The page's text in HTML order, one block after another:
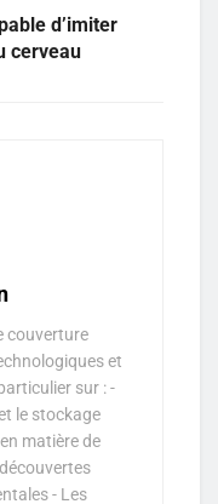
d’imiter
cerveau
couverture
et
sur : -
le stockage
matière de
- Les